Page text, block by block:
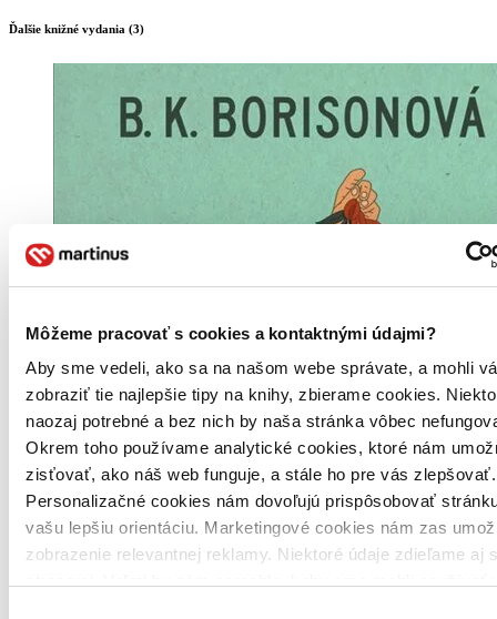
Môžeme pracovať s cookies a kontaktnými údajmi?
Aby sme vedeli, ako sa na našom webe správate, a mohli
zobraziť tie najlepšie tipy na knihy, zbierame cookies.
naozaj potrebné a bez nich by naša stránka vôbec
Okrem toho používame analytické cookies, ktoré nám
zisťovať, ako náš web funguje, a stále ho pre vás zlepšovať.
Personalizačné cookies nám dovoľujú prispôsobovať
vašu lepšiu orientáciu. Marketingové cookies nám zas
zobrazenie relevantnej reklamy. Niektoré údaje zdieľame aj
Ďalšie knižné vydania (3)